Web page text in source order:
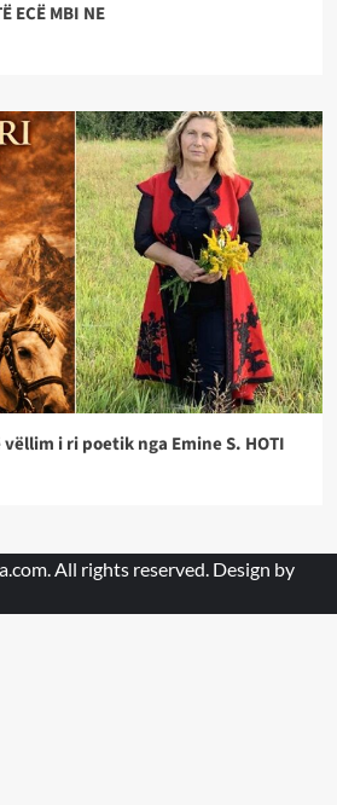
ECË MBI NE
i ri poetik nga Emine S. HOTI
. All rights reserved. Design by